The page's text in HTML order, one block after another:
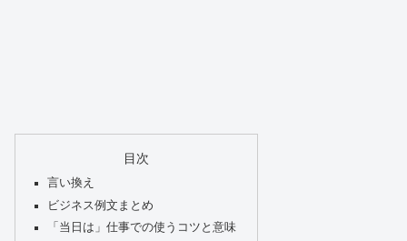
目次
言い換え
ビジネス例文まとめ
「当日は」仕事での使うコツと意味